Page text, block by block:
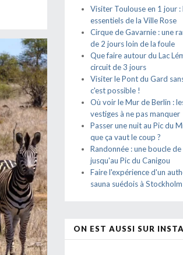
Visiter Toulouse en 1 jour :
essentiels de la Ville Rose
Cirque de Gavarnie : une
de 2 jours loin de la foule
Que faire autour du Lac
circuit de 3 jours
Visiter le Pont du Gard
c'est possible !
Où voir le Mur de Berlin :
vestiges à ne pas manquer
Passer une nuit au Pic du
que ça vaut le coup ?
Randonnée : une boucle
jusqu'au Pic du Canigou
Faire l'expérience d'un
sauna suédois à Stockholm
ON EST AUSSI SUR